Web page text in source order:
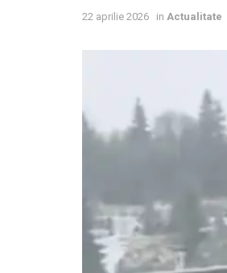
22 aprilie 2026 in Actualitate